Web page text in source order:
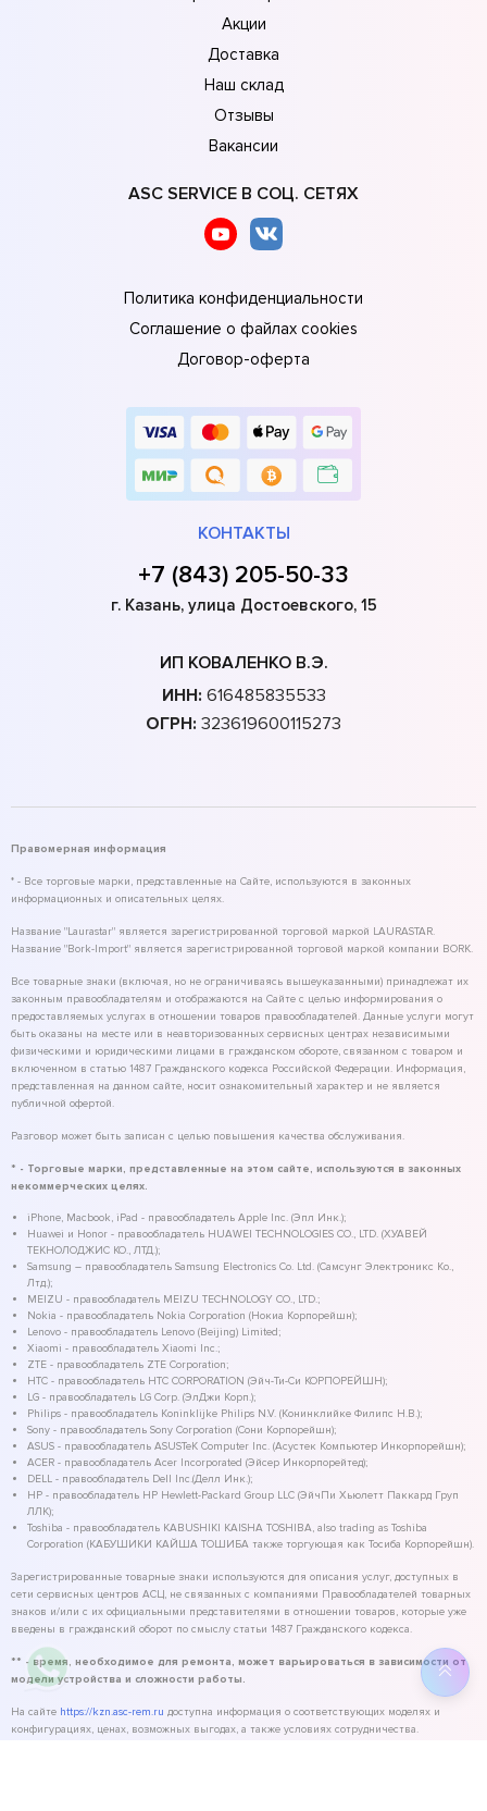
Акции
Доставка
Наш склад
Отзывы
Вакансии
ASC SERVICE В СОЦ. СЕТЯХ
Политика конфиденциальности
Соглашение о файлах cookies
Договор-оферта
КОНТАКТЫ
+7 (843) 205-50-33
г. Казань, улица Достоевского, 15
ИП КОВАЛЕНКО В.Э.
ИНН: 616485835533
ОГРН: 323619600115273
Правомерная информация
* - Все торговые марки, представленные на Сайте, используются в законных
информационных и описательных целях.
Название "Laurastar" является зарегистрированной торговой маркой LAURASTAR.
Название "Bork-Import" является зарегистрированной торговой маркой компании BORK.
Все товарные знаки (включая, но не ограничиваясь вышеуказанными) принадлежат их
законным правообладателям и отображаются на Сайте с целью информирования о
предоставляемых услугах в отношении товаров правообладателей. Данные услуги могут
быть оказаны на месте или в неавторизованных сервисных центрах независимыми
физическими и юридическими лицами в гражданском обороте, связанном с товаром и
включенном в статью 1487 Гражданского кодекса Российской Федерации. Информация,
представленная на данном сайте, носит ознакомительный характер и не является
публичной офертой.
Разговор может быть записан с целью повышения качества обслуживания.
* - Торговые марки, представленные на этом сайте, используются в законных
некоммерческих целях.
iPhone, Macbook, iPad - правообладатель Apple Inc. (Эпл Инк.);
Huawei и Honor - правообладатель HUAWEI TECHNOLOGIES CO., LTD. (ХУАВЕЙ
ТЕКНОЛОДЖИС КО., ЛТД.);
Samsung – правообладатель Samsung Electronics Co. Ltd. (Самсунг Электроникс Ко.,
Лтд.);
MEIZU - правообладатель MEIZU TECHNOLOGY CO., LTD.;
Nokia - правообладатель Nokia Corporation (Нокиа Корпорейшн);
Lenovo - правообладатель Lenovo (Beijing) Limited;
Xiaomi - правообладатель Xiaomi Inc.;
ZTE - правообладатель ZTE Corporation;
HTC - правообладатель HTC CORPORATION (Эйч-Ти-Си КОРПОРЕЙШН);
LG - правообладатель LG Corp. (ЭлДжи Корп.);
Philips - правообладатель Koninklijke Philips N.V. (Конинклийке Филипс Н.В.);
Sony - правообладатель Sony Corporation (Сони Корпорейшн);
ASUS - правообладатель ASUSTeK Computer Inc. (Асустек Компьютер Инкорпорейшн);
ACER - правообладатель Acer Incorporated (Эйсер Инкорпорейтед);
DELL - правообладатель Dell Inc.(Делл Инк.);
HP - правообладатель HP Hewlett-Packard Group LLC (ЭйчПи Хьюлетт Паккард Груп
ЛЛК);
Toshiba - правообладатель KABUSHIKI KAISHA TOSHIBA, also trading as Toshiba
Corporation (КАБУШИКИ КАЙША ТОШИБА также торгующая как Тосиба Корпорейшн).
Зарегистрированные товарные знаки используются для описания услуг, доступных в
сети сервисных центров АСЦ, не связанных с компаниями Правообладателей товарных
знаков и/или с их официальными представителями в отношении товаров, которые уже
введены в гражданский оборот по смыслу статьи 1487 Гражданского кодекса.
** - время, необходимое для ремонта, может варьироваться в зависимости от
модели устройства и сложности работы.
На сайте https://kzn.asc-rem.ru доступна информация о соответствующих моделях и
конфигурациях, ценах, возможных выгодах, а также условиях сотрудничества.